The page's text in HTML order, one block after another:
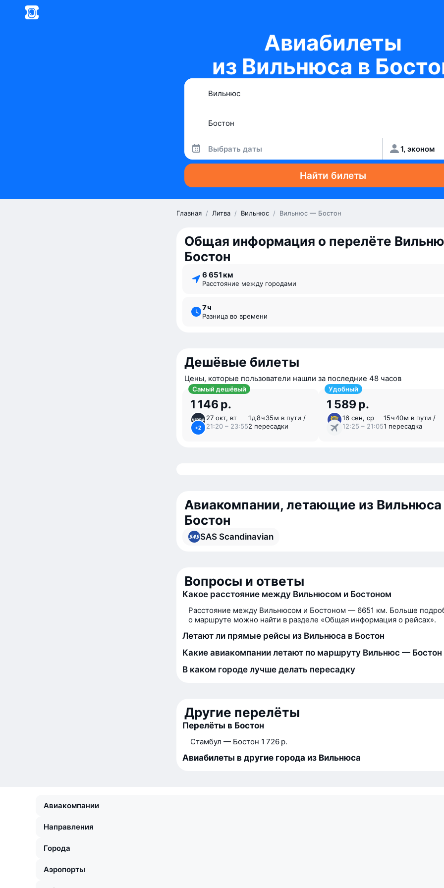
Авиабилеты
из Вильнюса в
Выбрать даты 1, эконом
Найти билеты
Главная / Литва / Вильнюс / Вильнюс — Бостон
Общая информация о перелёте
Бостон
6 651 км
Расстояние между городами
7 ⁠ч
Разница во времени
Дешёвые билеты
Цены, которые пользователи нашли за последние 48 часов
Самый дешёвый
1 146 р.
+2
27 окт, вт
21:20 – 23:55
1 ⁠д 8 ⁠ч 35 ⁠м в пути /
2 пересадки
Удобный
1 589 р.
16 сен, ср
12:25 – 21:05
15 ⁠ч 40 ⁠м в пути /
1 пересадка
Авиакомпании, летающие из Вильнюса
Бостон
SAS Scandinavian
Вопросы и ответы
Какое расстояние между Вильнюсом и Бостоном
Расстояние между Вильнюсом и Бостоном — 6651 км. Больше
о маршруте можно найти в разделе «Общая информация о рейсах».
Летают ли прямые рейсы из Вильнюса в Бостон
Какие авиакомпании летают по маршруту Вильнюс — Бостон
В каком городе лучше делать пересадку
Другие перелёты
Перелёты в Бостон
Стамбул — Бостон 1 726 р.
Авиабилеты в другие города из Вильнюса
Авиакомпании
Направления
Города
Аэропорты